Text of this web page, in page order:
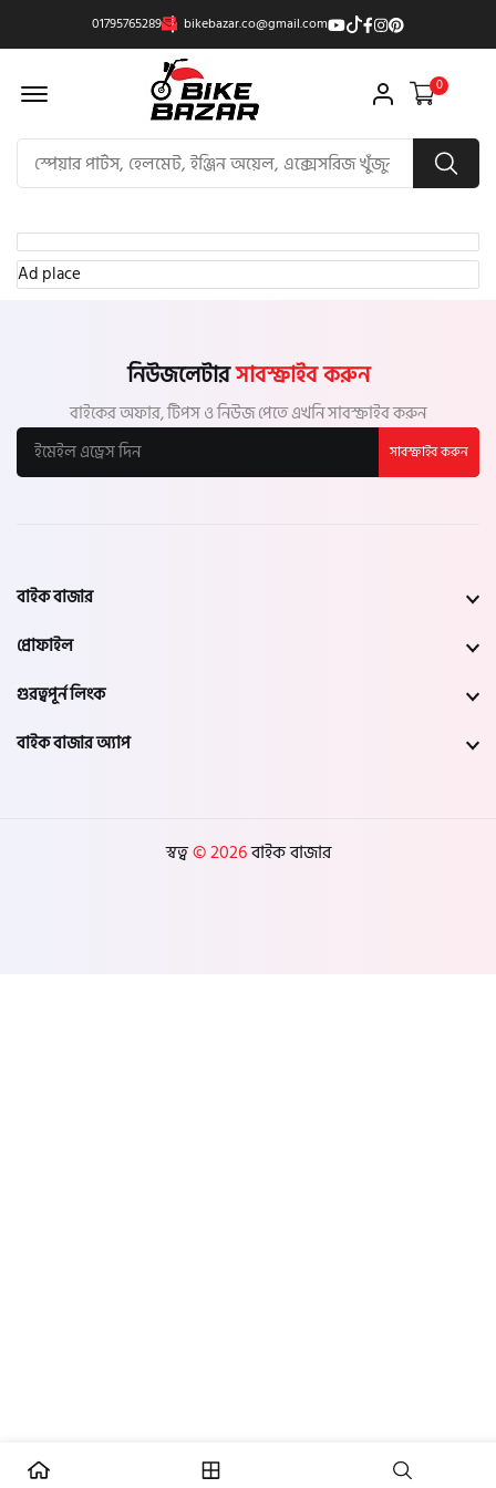
01795765289 bikebazar.co@gmail.com
Offcanvas Menu Open 0
Ad place
নিউজলেটারসাবস্ক্রাইব করুন
বাইকের অফার, টিপস ও নিউজ পেতে এখনি সাবস্ক্রাইব করুন
সাবস্ক্রাইব করুন
বাইক বাজার
প্রোফাইল
গুরত্বপূর্ন লিংক
বাইক বাজার অ্যাপ
স্বত্ব© 2026বাইক বাজার